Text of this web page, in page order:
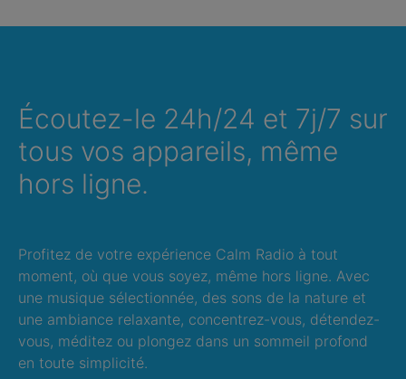
Écoutez-le 24h/24 et 7j/7 sur
tous vos appareils, même
hors ligne.
Profitez de votre expérience Calm Radio à tout
moment, où que vous soyez, même hors ligne. Avec
une musique sélectionnée, des sons de la nature et
une ambiance relaxante, concentrez-vous, détendez-
vous, méditez ou plongez dans un sommeil profond
en toute simplicité.